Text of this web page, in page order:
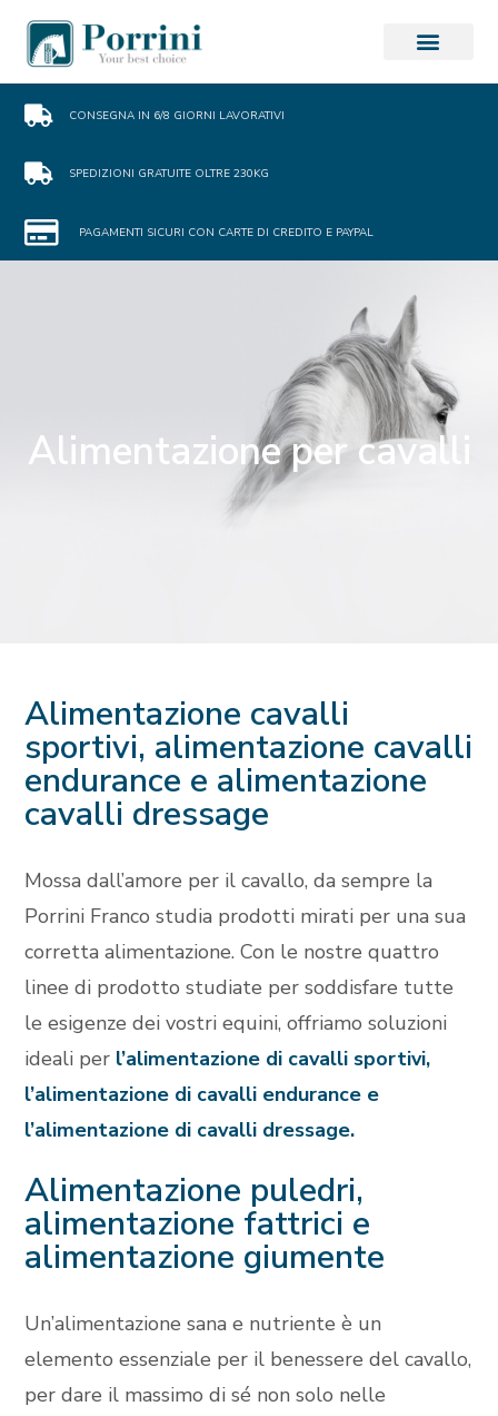
CONSEGNA IN 6/8 GIORNI LAVORATIVI
SPEDIZIONI GRATUITE OLTRE 230KG
PAGAMENTI SICURI CON CARTE DI CREDITO E PAYPAL
Alimentazione per cavalli
Alimentazione cavalli
sportivi, alimentazione cavalli
endurance e alimentazione
cavalli dressage
Mossa dall’amore per il cavallo, da sempre la
Porrini Franco studia prodotti mirati per una sua
corretta alimentazione. Con le nostre quattro
linee di prodotto studiate per soddisfare tutte
le esigenze dei vostri equini, offriamo soluzioni
ideali per l’alimentazione di cavalli sportivi,
l’alimentazione di cavalli endurance e
l’alimentazione di cavalli dressage.
Alimentazione puledri,
alimentazione fattrici e
alimentazione giumente
Un’alimentazione sana e nutriente è un
elemento essenziale per il benessere del cavallo,
per dare il massimo di sé non solo nelle